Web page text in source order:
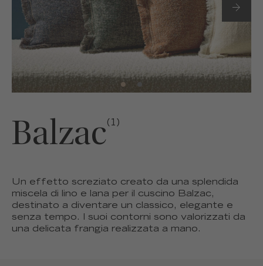
Balzac(1)
Un effetto screziato creato da una splendida
miscela di lino e lana per il cuscino Balzac,
destinato a diventare un classico, elegante e
senza tempo. I suoi contorni sono valorizzati da
una delicata frangia realizzata a mano.